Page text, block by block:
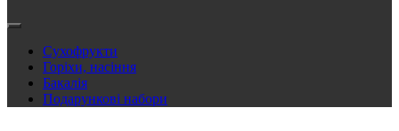
Сухофрукти
Горіхи, насіння
Бакалія
Подарункові набори